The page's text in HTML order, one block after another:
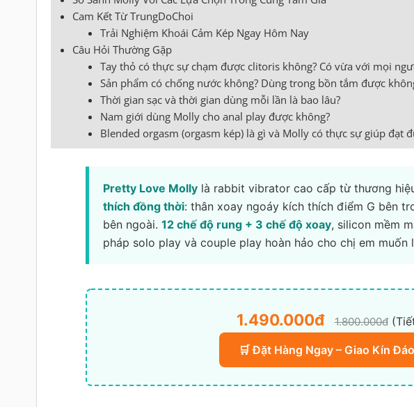
Cam Kết Từ TrungDoChoi
Trải Nghiệm Khoái Cảm Kép Ngay Hôm Nay
Câu Hỏi Thường Gặp
Tay thỏ có thực sự chạm được clitoris không? Có vừa với mọi
Sản phẩm có chống nước không? Dùng trong bồn tắm được
Thời gian sạc và thời gian dùng mỗi lần là bao lâu?
Nam giới dùng Molly cho anal play được không?
Blended orgasm (orgasm kép) là gì và Molly có thực sự giúp đạt
Pretty Love Molly là rabbit vibrator cao cấp từ thương
thích đồng thời: thân xoay ngoáy kích thích điểm G bên
bên ngoài.12 chế độ rung + 3 chế độ xoay, silicon mềm
pháp solo play và couple play hoàn hảo cho chị em
1.490.000đ 1.800.000đ
🛒 Đặt Hàng Ngay – Giao Kín